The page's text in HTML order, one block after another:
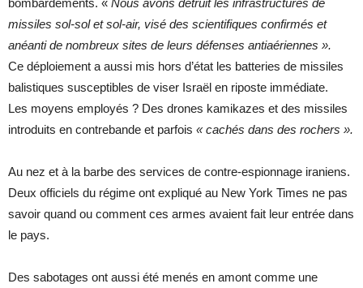
missiles sol-sol et sol-air, visé des scientifiques confirmés et
anéanti de nombreux sites de leurs défenses antiaériennes ».
Ce déploiement a aussi mis hors d’état les batteries de missiles
balistiques susceptibles de viser Israël en riposte immédiate.
Les moyens employés ? Des drones kamikazes et des missiles
introduits en contrebande et parfois « cachés dans des rochers ».
Au nez et à la barbe des services de contre-espionnage iraniens.
Deux officiels du régime ont expliqué au New York Times ne pas
savoir quand ou comment ces armes avaient fait leur entrée dans
le pays.
Des sabotages ont aussi été menés en amont comme une